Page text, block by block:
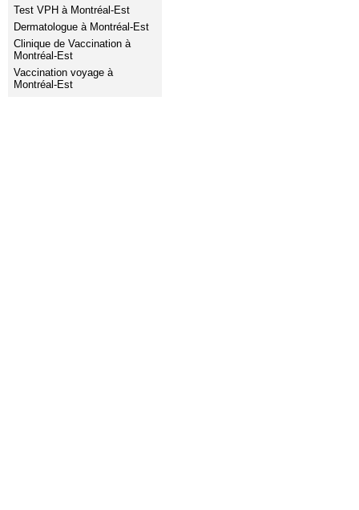
Test VPH à Montréal-Est
Dermatologue à Montréal-Est
Clinique de Vaccination à
Montréal-Est
Vaccination voyage à
Montréal-Est